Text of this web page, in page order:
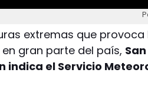
extremas que
gran parte del país,
indica el Servicio